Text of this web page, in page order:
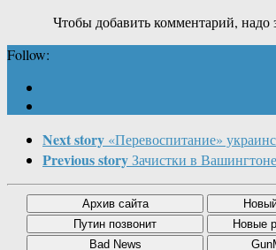
Чтобы добавить комментарий, надо
Follow:
Next story «Перевоспитание»
Previous storyЗачистки в Вашингтоне